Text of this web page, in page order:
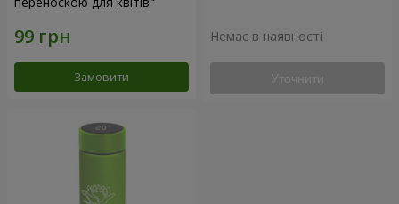
Замовити
Немає в наявності
Уточнити